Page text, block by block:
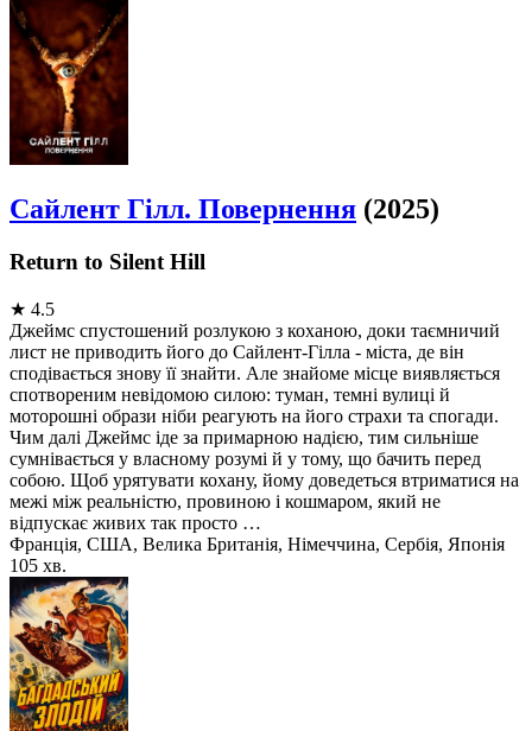
Сайлент Гілл. Повернення (2025)
Return to Silent Hill
★ 4.5
Джеймс спустошений розлукою з коханою, доки таємничий
лист не приводить його до Сайлент-Гілла - міста, де він
сподівається знову її знайти. Але знайоме місце виявляється
спотвореним невідомою силою: туман, темні вулиці й
моторошні образи ніби реагують на його страхи та спогади.
Чим далі Джеймс іде за примарною надією, тим сильніше
сумнівається у власному розумі й у тому, що бачить перед
собою. Щоб урятувати кохану, йому доведеться втриматися на
межі між реальністю, провиною і кошмаром, який не
відпускає живих так просто …
Франція, США, Велика Британія, Німеччина, Сербія, Японія
105 хв.